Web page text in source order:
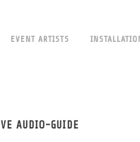
EVENT ARTISTS
AUDIO-GUIDE